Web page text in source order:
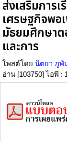
ส่งเสริมการ
เศรษฐกิจพอ
มัธยมศึกษา
และการ
โพสต์โดย นิตยา ภูพั
อ่าน [103750] ไอพี :